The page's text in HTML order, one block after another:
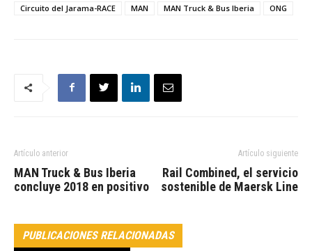
Circuito del Jarama-RACE
MAN MAN Truck & Bus Iberia ONG
Artículo anterior
MAN Truck & Bus Iberia
concluye 2018 en positivo
Artículo siguiente
Rail Combined, el servicio
sostenible de Maersk Line
PUBLICACIONES RELACIONADAS